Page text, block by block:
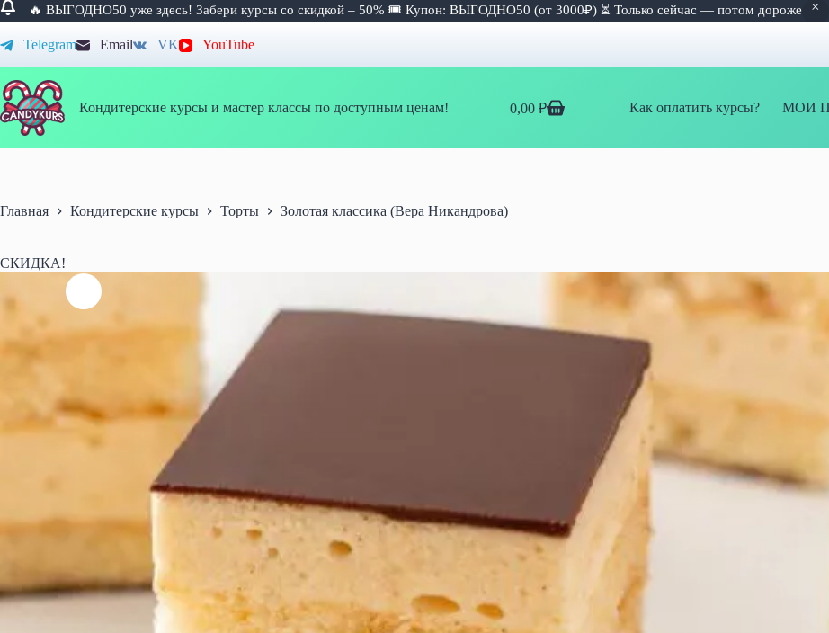
🔥 ВЫГОДНО50 уже здесь! Забери курсы со скидкой – 50% 🎟 Купон: ВЫГОДНО50 (от 3000₽) ⏳ Только сейчас — потом дороже
к
Telegram Email VK YouTube
Кондитерские курсы и мастер классы по доступным ценам! Корзина
0,00 ₽ Как оплатить курсы? МОИ
Главная Кондитерские курсы Торты Золотая классика (Вера Никандрова)
СКИДКА!